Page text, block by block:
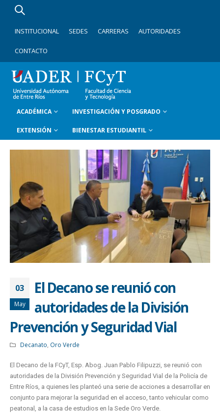
INSTITUCIONAL SEDES CARRERAS AUTORIDADES
CONTACTO
ACADÉMICA INVESTIGACIÓN Y POSGRADO
EXTENSIÓN BIENESTAR ESTUDIANTIL
03
May
El Decano se reunió con
autoridades de la División
Prevención y Seguridad Vial
Decanato Oro Verde
El Decano de la FCyT, Esp. Abog. Juan Pablo Filipuzzi, se reunió con
autoridades de la División Prevención y Seguridad Vial de la Policía de
Entre Ríos, a quienes les planteó una serie de acciones a desarrollar en
conjunto para mejorar la seguridad en el acceso, tanto vehicular como
peatonal, a la casa de estudios en la Sede Oro Verde.